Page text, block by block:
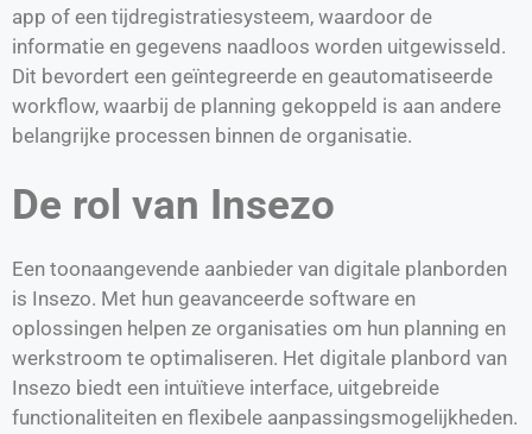
app of een tijdregistratiesysteem, waardoor de
informatie en gegevens naadloos worden uitgewisseld.
Dit bevordert een geïntegreerde en geautomatiseerde
workflow, waarbij de planning gekoppeld is aan andere
belangrijke processen binnen de organisatie.
De rol van Insezo
Een toonaangevende aanbieder van digitale planborden
is Insezo. Met hun geavanceerde software en
oplossingen helpen ze organisaties om hun planning en
werkstroom te optimaliseren. Het digitale planbord van
Insezo biedt een intuïtieve interface, uitgebreide
functionaliteiten en flexibele aanpassingsmogelijkheden.